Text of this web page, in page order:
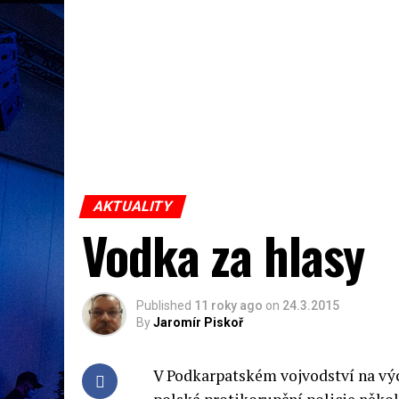
AKTUALITY
Vodka za hlasy
Published 11 roky ago on 24.3.2015
ByJaromír Piskoř
V Podkarpatském vojvodství na